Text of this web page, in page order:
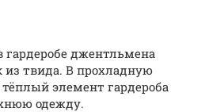
джентльмена
твида. В прохладную
элемент гардероба
одежду.